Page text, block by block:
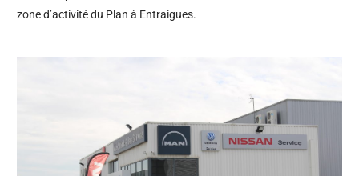
zone d’activité du Plan à Entraigues.